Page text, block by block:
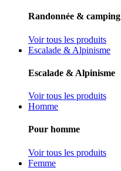
Randonnée & camping
Voir tous les produits
Escalade & Alpinisme
Escalade & Alpinisme
Voir tous les produits
Homme
Pour homme
Voir tous les produits
Femme